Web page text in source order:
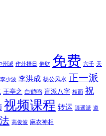
州派 作灶择日 催财 免费 六壬 天
李少波 李洪成 杨公风水 正一派
王亭之 白鹤鸣 盲派八字 相面 祝
视频课程 转运 逍遥派 道
高俊波 麻衣神相